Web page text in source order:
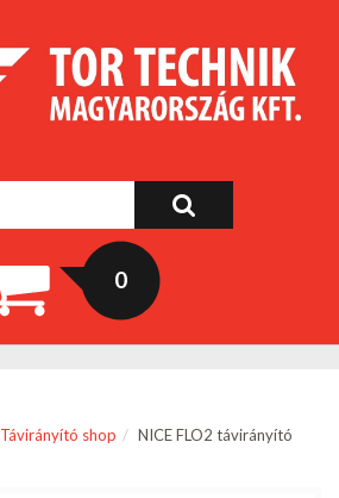
0
Távirányító shop NICE FLO2 távirányító